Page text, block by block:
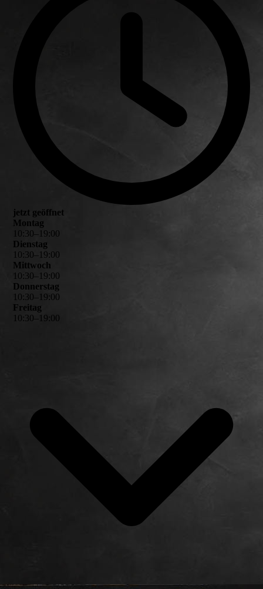
jetzt geöffnet
Montag
10:30– 19:00
Dienstag
10: 30– 19:00
Mittwoch
10: 30– 19:00
Donnerstag
10: 30– 19:00
Freitag
10: 30– 19:00